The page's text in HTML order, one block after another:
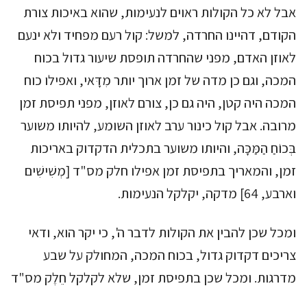
אבל לא כל הקולות ראוים לנעימות, שהוא באיכות צורת
הקודם, דהיינו החרדה, למשל: קול רעם מפחיד ולא ינעם
לאוזן האדם, מפני שהחרדה תופסת שיעור גדול בכוח
המכה, וגם כן מדה של זמן ארוך יותר מִדָּאי, ואפילו כוח
המכה היה קטן, היה גם כן, צורם לאוזן, מפני תפיסת זמן
מרובה. אבל קול כינור ערב לאוזן השומע, להיותו משוער
בְּכוֹחַ הַמַּכָּה, והיותו משוער בתכלית הדקדוק באריכות
זמן, והמאריך בתפיסת זמן אפילו חלק מס"ד [מְשִׁישִׁים
וארבע, 64] מדקה, יקלקל הנעימות.
ומכל שכן להבין את הקולות לדבר ה', כי יקר הוא, ודאי
צריכים דקדוק גדול, בכוח המכה, המחולק על שבע
מדרגות. ומכל שכן בתפיסת זמן, שלא לקלקל חֵלֶק מס"ד